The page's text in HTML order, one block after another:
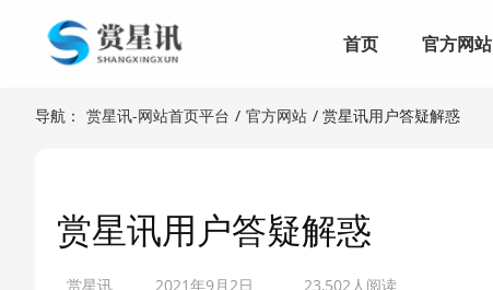
首页 官方网站
导航： 赏星讯-网站首页平台 / 官方网站 / 赏星讯用户答疑解惑
赏星讯用户答疑解惑
赏星讯 2021年9月2日 23,502人阅读